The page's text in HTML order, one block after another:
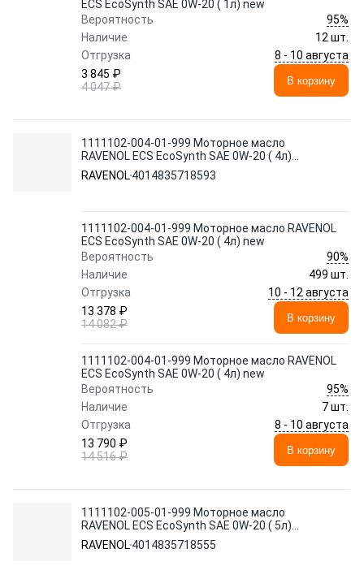
ECS EcoSynth SAE 0W-20 ( 1л) new
Вероятность
95%
Наличие
12 шт.
Отгрузка
8 - 10 августа
3 845 ₽
4 047 ₽
В корзину
1111102-004-01-999 Моторное масло
RAVENOL ECS EcoSynth SAE 0W-20 ( 4л)
new
RAVENOL4014835718593
1111102-004-01-999 Моторное масло RAVENOL
ECS EcoSynth SAE 0W-20 ( 4л) new
Вероятность
90%
Наличие
499 шт.
Отгрузка
10 - 12 августа
13 378 ₽
14 082 ₽
В корзину
1111102-004-01-999 Моторное масло RAVENOL
ECS EcoSynth SAE 0W-20 ( 4л) new
Вероятность
95%
Наличие
7 шт.
Отгрузка
8 - 10 августа
13 790 ₽
14 516 ₽
В корзину
1111102-005-01-999 Моторное масло
RAVENOL ECS EcoSynth SAE 0W-20 ( 5л)
new
RAVENOL4014835718555